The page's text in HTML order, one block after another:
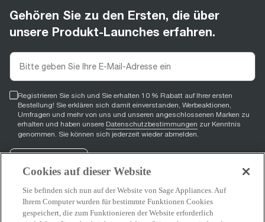
Gehören Sie zu den Ersten, die über
unsere Produkt-Launches erfahren.
Registrieren Sie sich und Sie erhalten 10 % Rabatt auf Ihrer ersten
Bestellung! Sie erklären sich damit einverstanden, Werbeaktionen,
Umfragen und mehr von uns und unseren angeschlossenen Marken zu
erhalten und haben unsere Datenschutzbestimmungen zur Kenntnis
genommen. Sie können sich jederzeit wieder abmelden.
Registrieren
Facebook
opens in new tab)
YouTube
(opens in new tab)
Instagram
(opens in new tab)
Cookies auf dieser Website
Sie befinden sich nun auf der Website von Sage Appliances. Auf
Ihrem Computer wurden für bestimmte Funktionen Cookies
gespeichert, die zum Funktionieren der Website erforderlich